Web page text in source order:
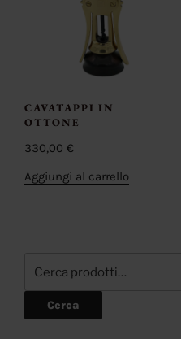
CAVATAPPI IN
OTTONE
330,00 €
Aggiungi al carrello
Cerca